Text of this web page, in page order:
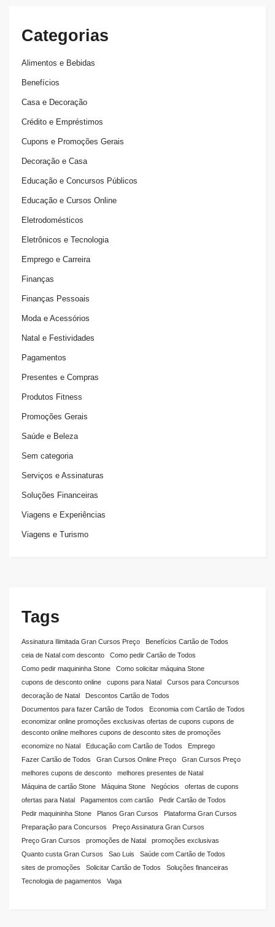
Categorias
Alimentos e Bebidas
Benefícios
Casa e Decoração
Crédito e Empréstimos
Cupons e Promoções Gerais
Decoração e Casa
Educação e Concursos Públicos
Educação e Cursos Online
Eletrodomésticos
Eletrônicos e Tecnologia
Emprego e Carreira
Finanças
Finanças Pessoais
Moda e Acessórios
Natal e Festividades
Pagamentos
Presentes e Compras
Produtos Fitness
Promoções Gerais
Saúde e Beleza
Sem categoria
Serviços e Assinaturas
Soluções Financeiras
Viagens e Experiências
Viagens e Turismo
Tags
Assinatura Ilimitada Gran Cursos Preço
Benefícios Cartão de Todos
ceia de Natal com desconto
Como pedir Cartão de Todos
Como pedir maquininha Stone
Como solicitar máquina Stone
cupons de desconto online
cupons para Natal
Cursos para Concursos
decoração de Natal
Descontos Cartão de Todos
Documentos para fazer Cartão de Todos
Economia com Cartão de Todos
economizar online promoções exclusivas ofertas de cupons cupons de
desconto online melhores cupons de desconto sites de promoções
economize no Natal
Educação com Cartão de Todos
Emprego
Fazer Cartão de Todos
Gran Cursos Online Preço
Gran Cursos Preço
melhores cupons de desconto
melhores presentes de Natal
Máquina de cartão Stone
Máquina Stone Negócios
ofertas de cupons
ofertas para Natal
Pagamentos com cartão
Pedir Cartão de Todos
Pedir maquininha Stone
Planos Gran Cursos
Plataforma Gran Cursos
Preparação para Concursos
Preço Assinatura Gran Cursos
Preço Gran Cursos
promoções de Natal
promoções exclusivas
Quanto custa Gran Cursos
Sao Luis
Saúde com Cartão de Todos
sites de promoções
Solicitar Cartão de Todos
Soluções financeiras
Tecnologia de pagamentos
Vaga